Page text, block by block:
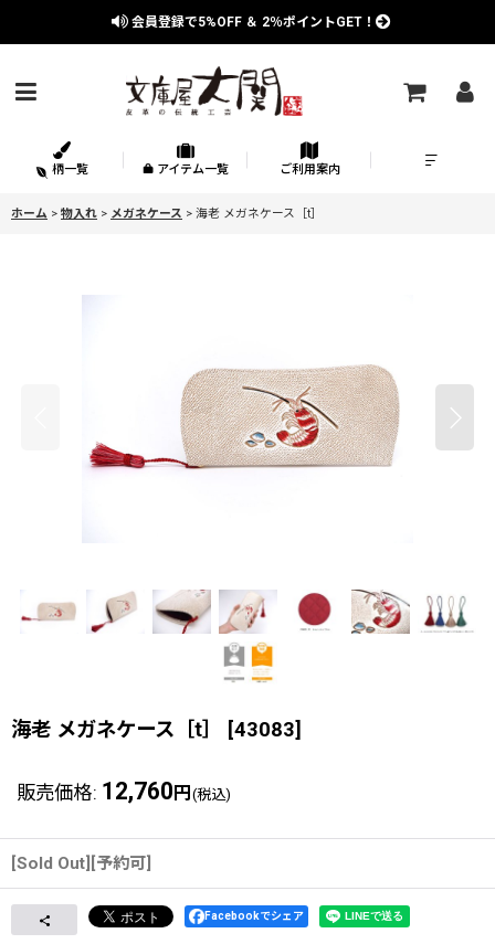
会員登録で5%OFF ＆ 2％ポイントGET！
柄一覧 アイテム一覧 ご利用案内
ホーム > 物入れ > メガネケース > 海老 メガネケース［t］
海老 メガネケース［t］ [43083]
販売価格: 12,760 円 (税込)
[Sold Out][予約可]
Facebookでシェア